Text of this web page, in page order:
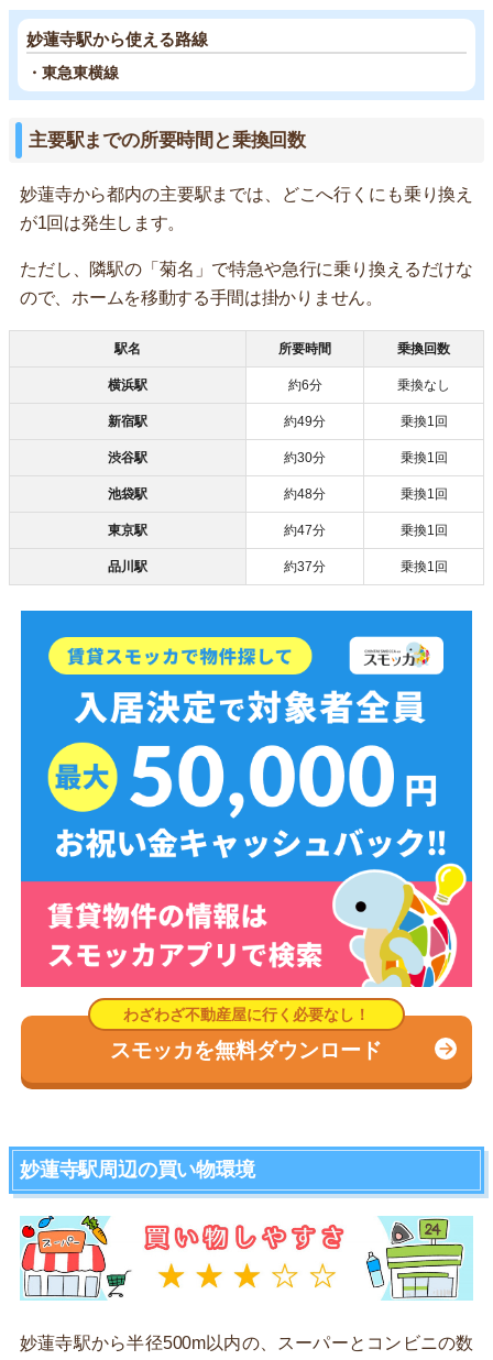
妙蓮寺駅から使える路線
・東急東横線
主要駅までの所要時間と乗換回数
妙蓮寺から都内の主要駅までは、どこへ行くにも乗り換え
が1回は発生します。
ただし、隣駅の「菊名」で特急や急行に乗り換えるだけな
ので、ホームを移動する手間は掛かりません。
駅名 所要時間 乗換回数
横浜駅 約6分 乗換なし
新宿駅 約49分 乗換1回
渋谷駅 約30分 乗換1回
池袋駅 約48分 乗換1回
東京駅 約47分 乗換1回
品川駅 約37分 乗換1回
スモッカを無料ダウンロード
妙蓮寺駅周辺の買い物環境
妙蓮寺駅から半径500m以内の、スーパーとコンビニの数